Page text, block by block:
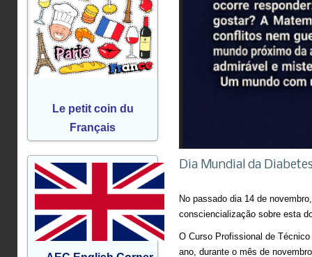
Dia Mundial da
No passado dia 14 de
consciencialização sobre esta
O Curso Profissional de
ano, durante o mês de
Le petit coin du
Français